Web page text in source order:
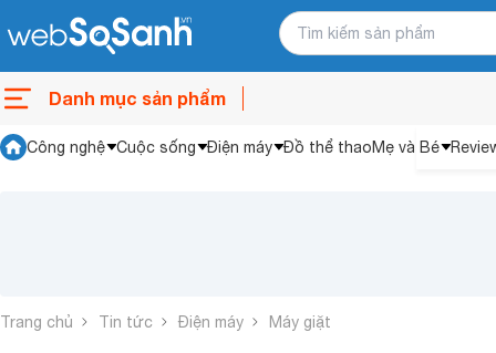
Danh mục sản phẩm
Công nghệ Cuộc sống Điện máy Đồ thể thaoMẹ và Bé
Trang chủ Tin tức Điện máy Máy giặt